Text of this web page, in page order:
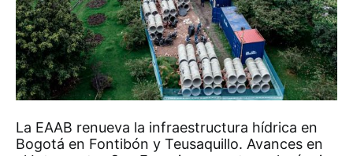
La EAAB renueva la infraestructura hídrica en
Bogotá en Fontibón y Teusaquillo. Avances en